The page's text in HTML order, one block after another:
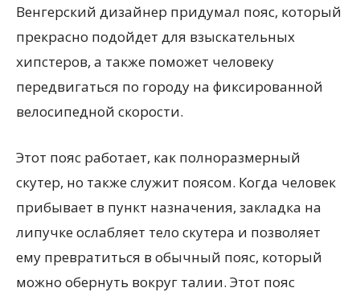
Венгерский дизайнер придумал пояс, который
прекрасно подойдет для взыскательных
хипстеров, а также поможет человеку
передвигаться по городу на фиксированной
велосипедной скорости.
Этот пояс работает, как полноразмерный
скутер, но также служит поясом. Когда человек
прибывает в пункт назначения, закладка на
липучке ослабляет тело скутера и позволяет
ему превратиться в обычный пояс, который
можно обернуть вокруг талии. Этот пояс